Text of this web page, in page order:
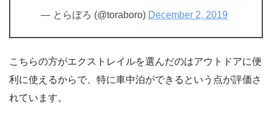
— とらぼろ (@toraboro) December 2, 2019
こちらの方がエクストレイルを選んだのはアウトドアに便
利に使えるからで、特に車中泊ができるという点が評価さ
れています。